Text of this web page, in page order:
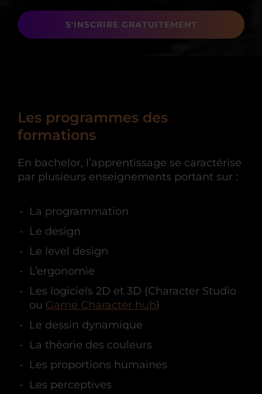
S'INSCRIRE GRATUITEMENT
Les programmes des
formations
En bachelor, l’apprentissage se caractérise
par plusieurs enseignements portant sur :
La programmation
Le design
Le level design
L’ergonomie
Les logiciels 2D et 3D (Character Studio
ou Game Character hub)
Le dessin dynamique
La théorie des couleurs
Les proportions humaines
Les perceptives